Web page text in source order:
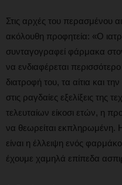
Στις αρχές του περασμένου
ακόλουθη προφητεία: «Ο
συνταγογραφεί φάρμακα
να ενδιαφέρεται
διατροφή του, τα αίτια και
στις ραγδαίες εξελίξεις της
τελευταίων είκοσι ετών, η
να θεωρείται εκπληρωμένη.
είναι η έλλειψη ενός
έχουμε χαμηλά επίπεδα